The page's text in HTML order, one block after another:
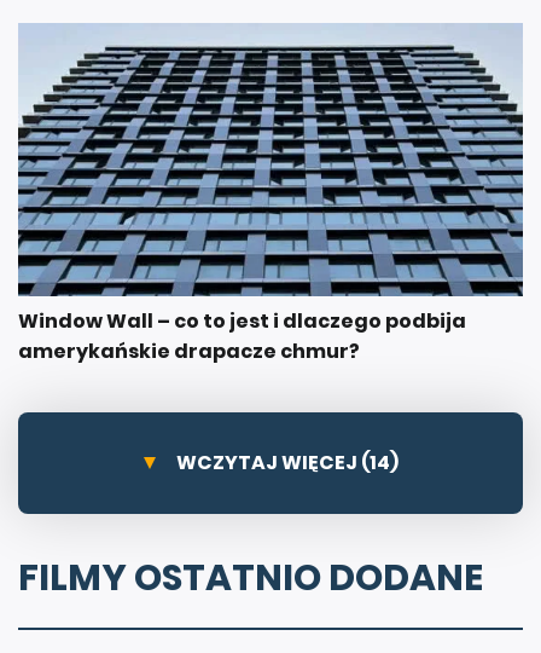
Window Wall – co to jest i dlaczego podbija
amerykańskie drapacze chmur?
WCZYTAJ WIĘCEJ (14)
FILMY OSTATNIO DODANE